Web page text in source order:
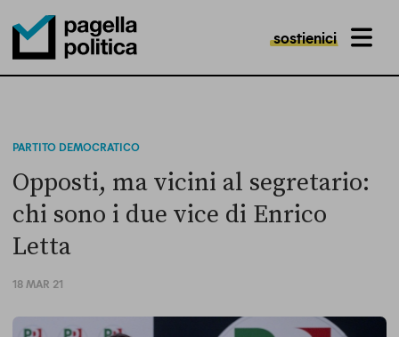
Pagella Politica Logo
sostienici MENU
PARTITO DEMOCRATICO
Opposti, ma vicini al segretario:
chi sono i due vice di Enrico
Letta
18 MAR 21